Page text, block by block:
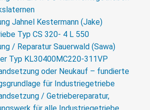
Jahnel Kestermann (Jake)
Typ CS 320- 4 L 550
/ Reparatur Sauerwald (Sawa)
Typ KL30400MC220-311VP
oder Neukauf – fundierte
für Industriegetriebe
/ Getriebereparatur,